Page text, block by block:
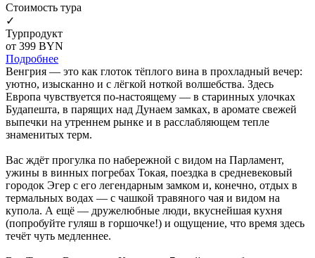
Cтоимость тура
✓
Турпродукт
от 399 BYN
Подробнее
Венгрия — это как глоток тёплого вина в прохладный вечер:
уютно, изысканно и с лёгкой ноткой волшебства. Здесь
Европа чувствуется по-настоящему — в старинных улочках
Будапешта, в парящих над Дунаем замках, в аромате свежей
выпечки на утреннем рынке и в расслабляющем тепле
знаменитых терм.
Вас ждёт прогулка по набережной с видом на Парламент,
ужины в винных погребах Токая, поездка в средневековый
городок Эгер с его легендарным замком и, конечно, отдых в
термальных водах — с чашкой травяного чая и видом на
купола. А ещё — дружелюбные люди, вкуснейшая кухня
(попробуйте гуляш в горшочке!) и ощущение, что время здесь
течёт чуть медленнее.